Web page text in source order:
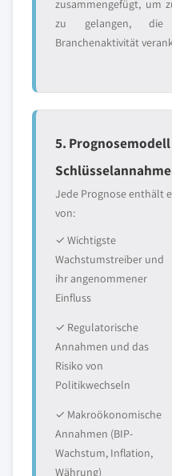
zusammengefügt, um
zu gelangen,
Branchenaktivität
5. Prognosemodell
Jede Prognose enthält
von:
✓ Wichtigste
Wachstumstreiber und
ihr angenommener
Einfluss
✓ Regulatorische
Annahmen und das
Risiko von
Politikwechseln
✓ Makroökonomische
Annahmen (BIP-
Wachstum, Inflation,
Währung)